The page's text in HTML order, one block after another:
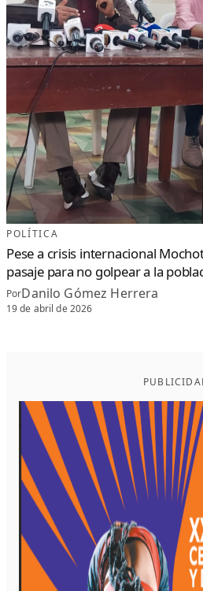
POLÍTICA
Pese a crisis internacional
pasaje para no golpear a la
PorDanilo Gómez Herrera
19 de abril de 2026